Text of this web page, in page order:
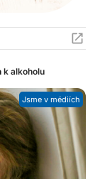
k alkoholu
Jsme v médiích